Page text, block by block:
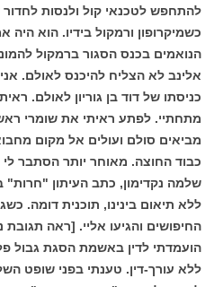
להתחפש לטכנאי קול ולנסות
כשמיקרופון ורמקול בידיו. הוא היה
הנואמים בכנס הסגור ברמקול
אלינב לא הצליח להיכנס לאולם.
כניסתו של דוד בן גוריון לאולם.
מתחתיי. לפתע ראיתי את שומרי
מביאים סולם ועולים אל מקום
כבוד החוצה. מאוחר יותר הסתבר לי
שלמה נקדימון, כתב העיתון
ללא תיאום בינינו, תוכנית דומה.
החיפושים והגיעו אליי. [ראה תגובת
הועמדתי לדין באשמת הסגת גבול
ללא עורך-דין. טענתי בפני שופט